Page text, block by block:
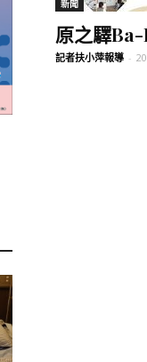
新聞
原之驛
記者扶小萍報導 -